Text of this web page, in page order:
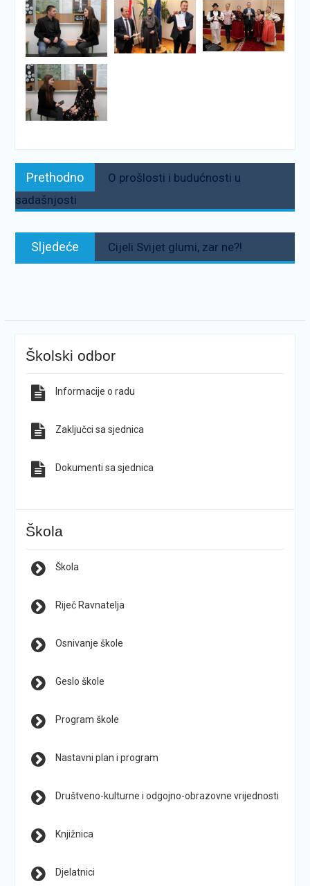
Navigacija
objava
Prethodno Prethodno:
O prošlosti i budućnosti u
sadašnjosti
Sljedeće Cijeli Svijet glumi, zar ne?!
Školski odbor
Informacije o radu
Zaključci sa sjednica
Dokumenti sa sjednica
Škola
Škola
Riječ Ravnatelja
Osnivanje škole
Geslo škole
Program škole
Nastavni plan i program
Društveno-kulturne i odgojno-obrazovne vrijednosti
Knjižnica
Djelatnici